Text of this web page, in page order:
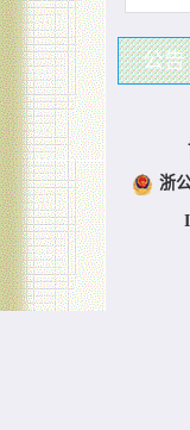
公告
浙